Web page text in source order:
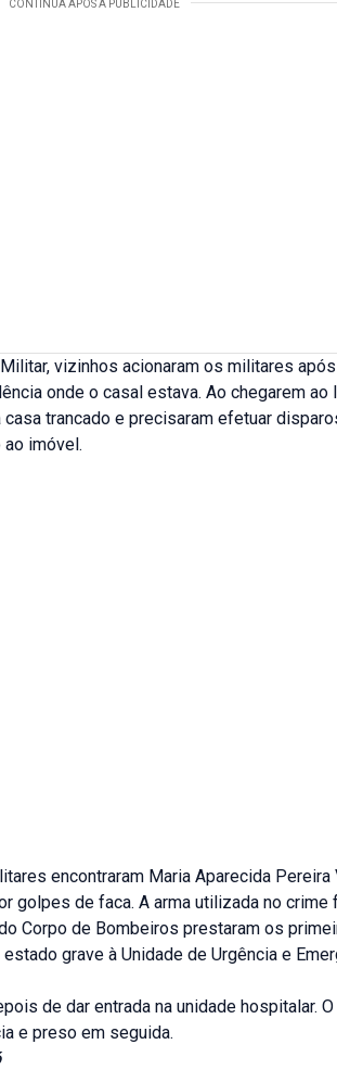
vizinhos acionaram os militares
onde o casal estava. Ao chegarem ao
trancado e precisaram efetuar
imóvel.
encontraram Maria Aparecida Pereira
golpes de faca. A arma utilizada no crime
Corpo de Bombeiros prestaram os
grave à Unidade de Urgência e
de dar entrada na unidade hospitalar.
e preso em seguida.